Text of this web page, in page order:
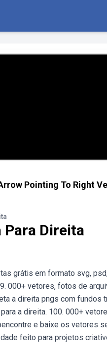
Pointing To Right
Para Direita
grátis em formato svg,
000+ vetores, fotos de
a direita pngs com
a direita. 100. 000+
e baixe os vetores
feito para projetos